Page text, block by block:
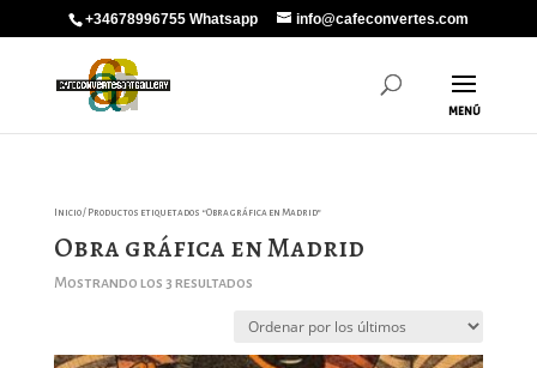
+34678996755 Whatsapp info@cafeconvertes.com
Inicio/ Productos etiquetados “Obra gráfica en Madrid”
Obra gráfica en Madrid
Mostrando los 3 resultadosOrdenado
los